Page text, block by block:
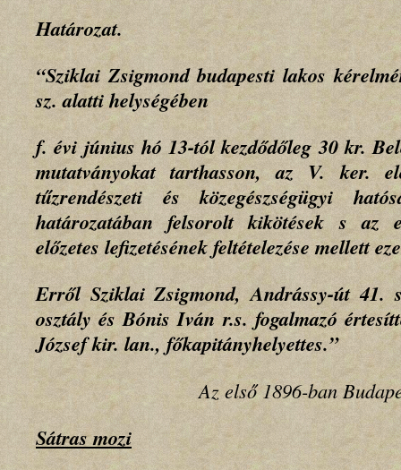
Határozat.
“Sziklai Zsigmond budapesti lakos
sz. alatti helységében
f. évi június hó 13-tól kezdődőleg 30 kr.
mutatványokat tarthasson, az V. ker.
tűzrendészeti és közegészségügyi
határozatában felsorolt kikötések s az
előzetes lefizetésének feltételezése mellett
Erről Sziklai Zsigmond, Andrássy-út 41.
osztály és Bónis Iván r.s. fogalmazó
József kir. lan., főkapitányhelyettes.”
Az első 1896-ban
Sátras mozi